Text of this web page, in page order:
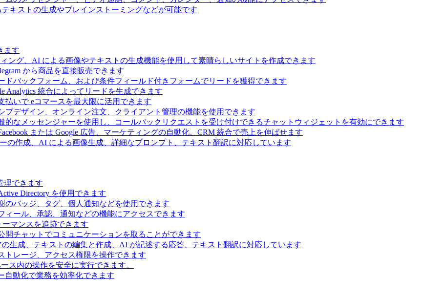
キストの生成やブレインストーミングなどが可能です
ます
ング、AI による画像やテキストの生成機能を使用して素晴らしいサイトを作成できます
から商品を直接販売できます
ドバックフォーム、および条件フィールド付きフォームでリードを獲得できます
Analytics 統合によってリードを生成できます
いで eコマースを最大限に活用できます
ブデザイン、オンライン注文、クライアント管理の機能を使用できます
的なメッセンジャーを使用し、コールバックリクエストを受け付けできるチャットウィジェットを有効にできます
または Google 広告、マーケティングの自動化、CRM 統合で売上を伸ばせます
の作成、AI による画像生成、詳細なプロンプト、テキスト翻訳に対応しています
理できます
Directory を使用できます
のバッジ、タグ、個人通知などを使用できます
ール、承認、通知などの機能にアクセスできます
マンスを追跡できます
開チャットでコミュニケーションを取ることができます
生成、テキストの編集と作成、AI が記述する応答、テキスト翻訳に対応しています
トレージ、アクセス権限を操作できます
ス内の操作を安全に実行できます。
自動化で業務を効率化できます